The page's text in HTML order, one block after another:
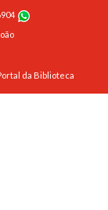
da Biblioteca